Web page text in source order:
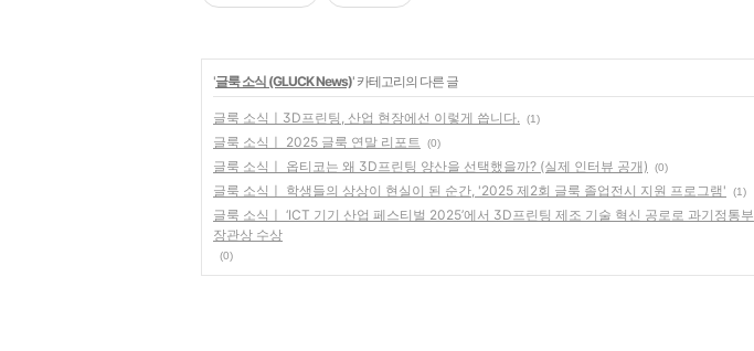
'글룩 소식 (GLUCK News)' 카테고리의 다른 글
글룩 소식ㅣ3D프린팅, 산업 현장에선 이렇게 씁니다. (1)
글룩 소식ㅣ 2025 글룩 연말 리포트 (0)
글룩 소식ㅣ 옵티코는 왜 3D프린팅 양산을 선택했을까? (실제 인터뷰 공개) (0)
글룩 소식ㅣ 학생들의 상상이 현실이 된 순간, '2025 제2회 글룩 졸업전시 지원 프로그램' (1)
글룩 소식ㅣ ‘ICT 기기 산업 페스티벌 2025’에서 3D프린팅 제조 기술 혁신 공로로 과기정통부
장관상 수상
(0)